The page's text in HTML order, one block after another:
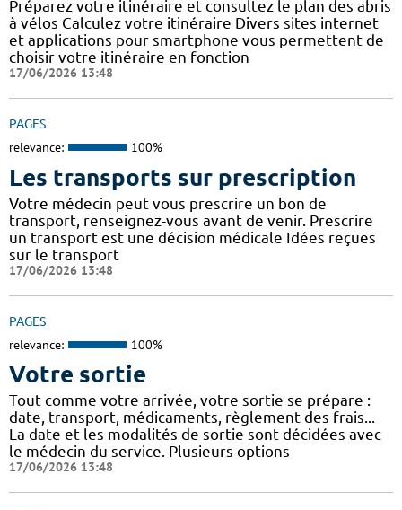
Préparez votre itinéraire et consultez le plan des abris
à vélos Calculez votre itinéraire Divers sites internet
et applications pour smartphone vous permettent de
choisir votre itinéraire en fonction
17/06/2026 13:48
PAGES
relevance: 100%
Les transports sur prescription
Votre médecin peut vous prescrire un bon de
transport, renseignez-vous avant de venir. Prescrire
un transport est une décision médicale Idées reçues
sur le transport
17/06/2026 13:48
PAGES
relevance: 100%
Votre sortie
Tout comme votre arrivée, votre sortie se prépare :
date, transport, médicaments, règlement des frais...
La date et les modalités de sortie sont décidées avec
le médecin du service. Plusieurs options
17/06/2026 13:48